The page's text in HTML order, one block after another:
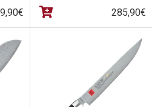
€ 285,90€